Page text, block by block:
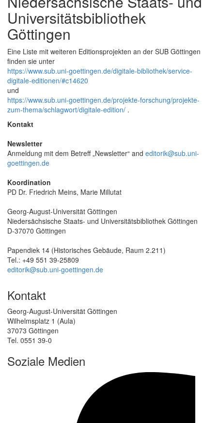
Universitätsbibliothek
Göttingen
Eine Liste mit weiteren Editionsprojekten an der SUB Göttingen
finden sie unter
https://www.sub.uni-goettingen.de/digitale-bibliothek/service-
digitale-editionen/#c14620
und
https://www.sub.uni-goettingen.de/projekte-forschung/projekte-
zum-thema/schlagwort/digitale-edition/ .
Kontakt
Newsletter
Anmeldung mit dem Betreff „Newsletter“ and editorik@sub.uni-
goettingen.de
Koordination
PD Dr. Friedrich Meins, Marie Millutat
Georg-August-Universität Göttingen
Niedersächsische Staats- und Universitätsbibliothek Göttingen
D-37070 Göttingen
Papendiek 14 (Historisches Gebäude, Raum 2.211)
Tel.: +49 551 39-25809
editorik@sub.uni-goettingen.de
Kontakt
Georg-August-Universität Göttingen
Wilhelmsplatz 1 (Aula)
37073 Göttingen
Tel. 0551 39-0
Soziale Medien